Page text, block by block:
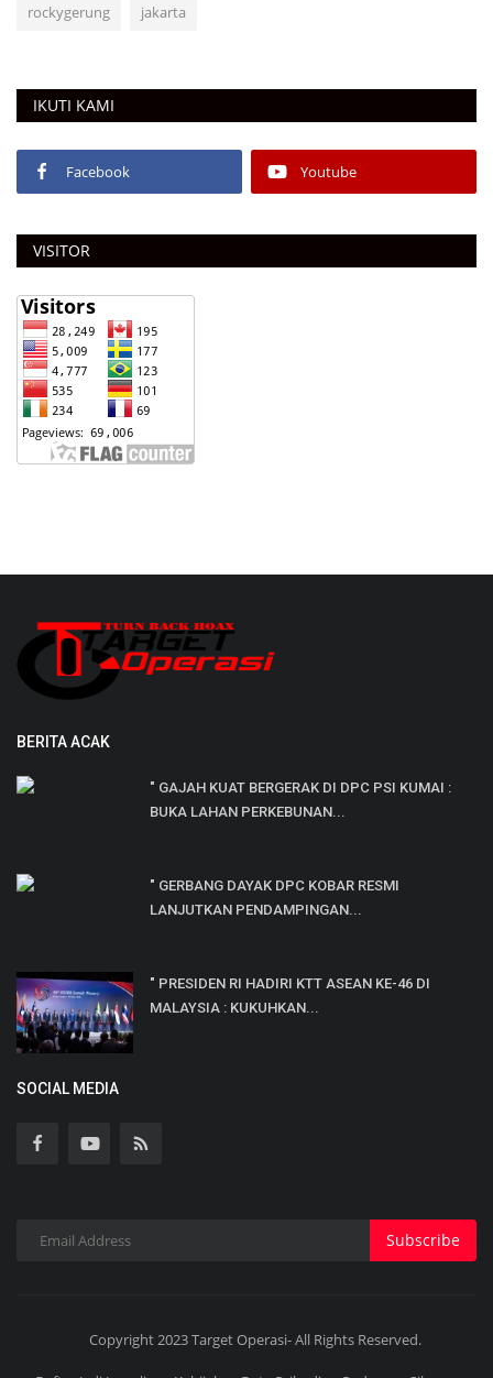
rockygerung jakarta
IKUTI KAMI
Facebook Youtube
VISITOR
BERITA ACAK
" GAJAH KUAT BERGERAK DI DPC PSI KUMAI :
BUKA LAHAN PERKEBUNAN...
" GERBANG DAYAK DPC KOBAR RESMI
LANJUTKAN PENDAMPINGAN...
" PRESIDEN RI HADIRI KTT ASEAN KE-46 DI
MALAYSIA : KUKUHKAN...
SOCIAL MEDIA
Subscribe
Copyright 2023 Target Operasi- All Rights Reserved.